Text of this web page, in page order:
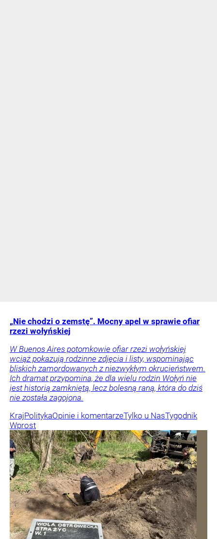
„Nie chodzi o zemstę”. Mocny apel w sprawie ofiar
rzezi wołyńskiej
W Buenos Aires potomkowie ofiar rzezi wołyńskiej
wciąż pokazują rodzinne zdjęcia i listy, wspominając
bliskich zamordowanych z niezwykłym okrucieństwem.
Ich dramat przypomina, że dla wielu rodzin Wołyń nie
jest historią zamkniętą, lecz bolesną raną, która do dziś
nie została zagojona.
KrajPolitykaOpinie i komentarzeTylko u NasTygodnik
Wprost